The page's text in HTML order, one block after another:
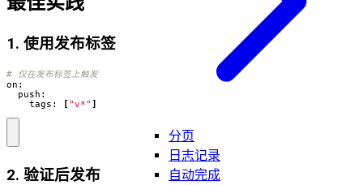
分页
日志记录
自动完成
1. 使用发布标签
# 仅在发布标签上触发
    tags:
"v*"
2. 验证后发布